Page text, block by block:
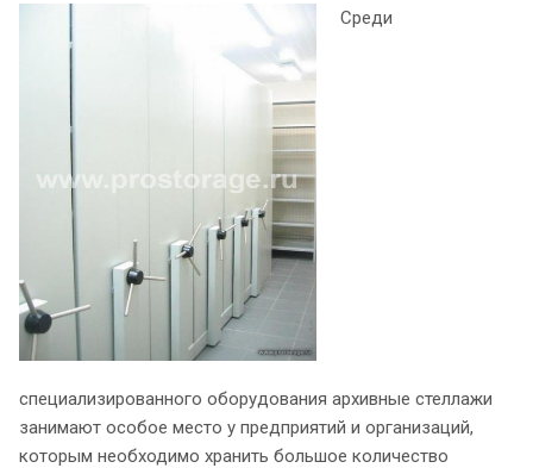
Среди
специализированного оборудования архивные стеллажи
занимают особое место у предприятий и организаций,
которым необходимо хранить большое количество